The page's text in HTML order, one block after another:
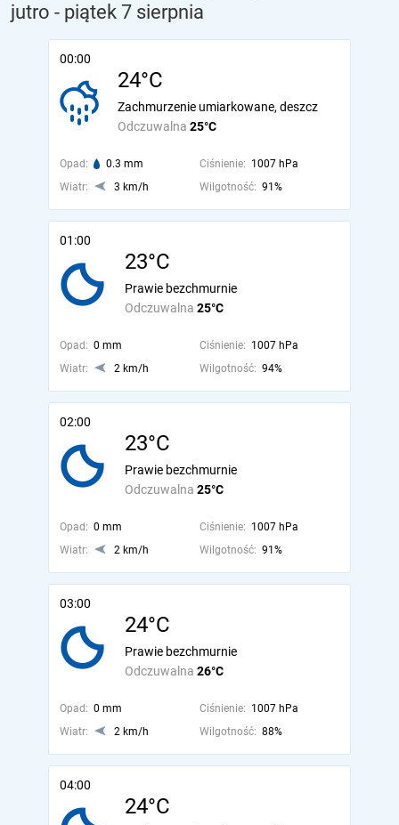
jutro - piątek 7 sierpnia
00:00
24°C
Odczuwalna 25°C
Zachmurzenie umiarkowane, deszcz
Opad: 0.3 mm Ciśnienie: 1007 hPa
Wiatr:
3 km/h Wilgotność: 91%
01:00
23°C
Odczuwalna 25°C
Prawie bezchmurnie
Opad: 0 mm Ciśnienie: 1007 hPa
Wiatr:
2 km/h Wilgotność: 94%
02:00
23°C
Odczuwalna 25°C
Prawie bezchmurnie
Opad: 0 mm Ciśnienie: 1007 hPa
Wiatr:
2 km/h Wilgotność: 91%
03:00
24°C
Odczuwalna 26°C
Prawie bezchmurnie
Opad: 0 mm Ciśnienie: 1007 hPa
Wiatr:
2 km/h Wilgotność: 88%
04:00
24°C